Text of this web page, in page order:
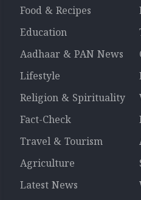
Food & Recipes
Education
Aadhaar & PAN News
Lifestyle
Religion & Spirituality
Fact-Check
Travel & Tourism
Agriculture
Latest News